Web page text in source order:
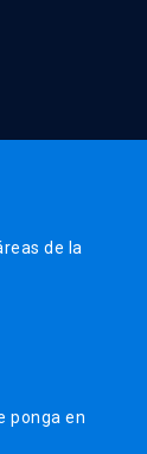
de la
ponga en